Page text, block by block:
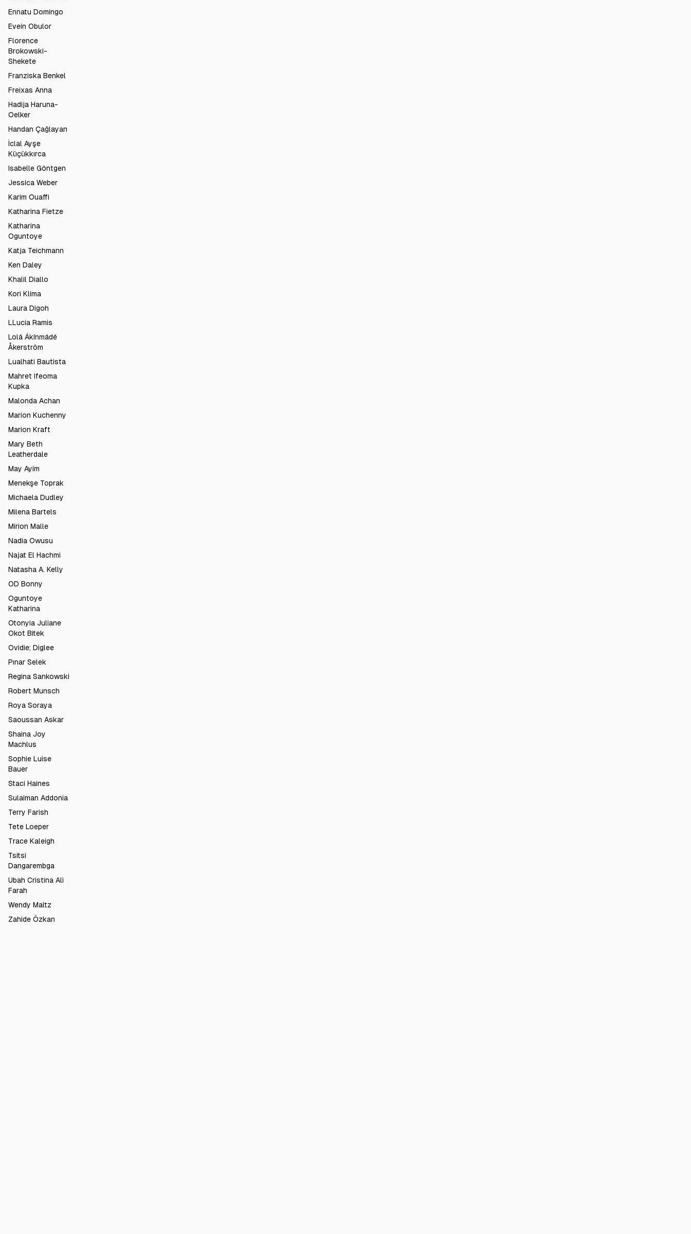
Ennatu Domingo
Evein Obulor
Florence
Brokowski-
Shekete
Franziska Benkel
Freixas Anna
Hadija Haruna-
Oelker
Handan Çağlayan
İclal Ayşe
Küçükkırca
Isabelle Göntgen
Jessica Weber
Karim Ouaffi
Katharina Fietze
Katharina
Oguntoye
Katja Teichmann
Ken Daley
Khalil Diallo
Kori Klima
Laura Digoh
LLucia Ramis
Lolá Ákínmádé
Åkerström
Lualhati Bautista
Mahret Ifeoma
Kupka
Malonda Achan
Marion Kuchenny
Marion Kraft
Mary Beth
Leatherdale
May Ayim
Menekşe Toprak
Michaela Dudley
Milena Bartels
Mirion Malle
Nadia Owusu
Najat El Hachmi
Natasha A. Kelly
OD Bonny
Oguntoye
Katharina
Otonyia Juliane
Okot Bitek
Ovidie; Diglee
Pınar Selek
Regina Sankowski
Robert Munsch
Roya Soraya
Saoussan Askar
Shaina Joy
Machlus
Sophie Luise
Bauer
Staci Haines
Sulaiman Addonia
Terry Farish
Tete Loeper
Trace Kaleigh
Tsitsi
Dangarembga
Ubah Cristina Ali
Farah
Wendy Maltz
Zahide Özkan